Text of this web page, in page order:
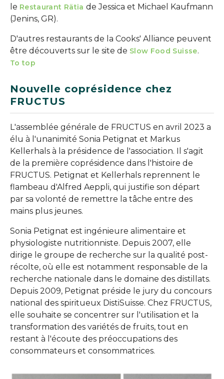
le Restaurant Rätia de Jessica et Michael Kaufmann
(Jenins, GR).
D'autres restaurants de la Cooks' Alliance peuvent
être découverts sur le site de Slow Food Suisse.
To top
Nouvelle coprésidence chez
FRUCTUS
L'assemblée générale de FRUCTUS en avril 2023 a
élu à l'unanimité Sonia Petignat et Markus
Kellerhals à la présidence de l'association. Il s'agit
de la première coprésidence dans l'histoire de
FRUCTUS. Petignat et Kellerhals reprennent le
flambeau d'Alfred Aeppli, qui justifie son départ
par sa volonté de remettre la tâche entre des
mains plus jeunes.
Sonia Petignat est ingénieure alimentaire et
physiologiste nutritionniste. Depuis 2007, elle
dirige le groupe de recherche sur la qualité post-
récolte, où elle est notamment responsable de la
recherche nationale dans le domaine des distillats.
Depuis 2009, Petignat préside le jury du concours
national des spiritueux DistiSuisse. Chez FRUCTUS,
elle souhaite se concentrer sur l'utilisation et la
transformation des variétés de fruits, tout en
restant à l'écoute des préoccupations des
consommateurs et consommatrices.